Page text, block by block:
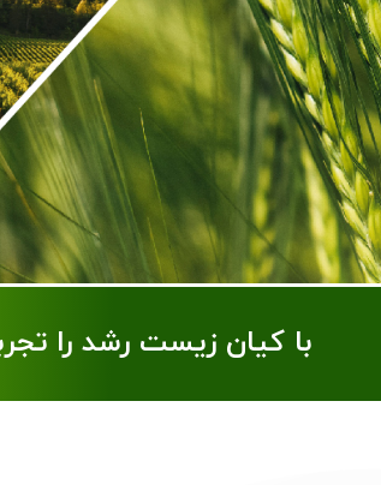
با کیان زیست رشد را